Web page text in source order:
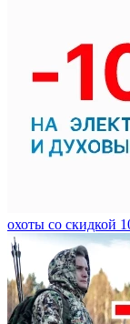
охоты со скидкой